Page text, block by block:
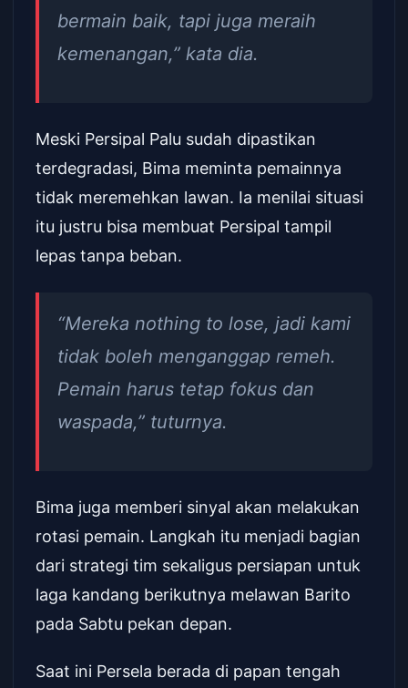
bermain baik, tapi juga meraih
kemenangan,” kata dia.
Meski Persipal Palu sudah dipastikan
terdegradasi, Bima meminta pemainnya
tidak meremehkan lawan. Ia menilai situasi
itu justru bisa membuat Persipal tampil
lepas tanpa beban.
“Mereka nothing to lose, jadi kami
tidak boleh menganggap remeh.
Pemain harus tetap fokus dan
waspada,” tuturnya.
Bima juga memberi sinyal akan melakukan
rotasi pemain. Langkah itu menjadi bagian
dari strategi tim sekaligus persiapan untuk
laga kandang berikutnya melawan Barito
pada Sabtu pekan depan.
Saat ini Persela berada di papan tengah